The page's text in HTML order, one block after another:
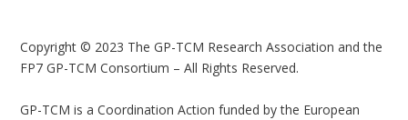
Copyright © 2023 The GP-TCM Research Association and the
FP7 GP-TCM Consortium – All Rights Reserved.
GP-TCM is a Coordination Action funded by the European